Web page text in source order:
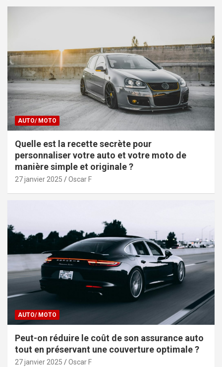
AUTO/ MOTO
Quelle est la recette secrète pour
personnaliser votre auto et votre moto de
manière simple et originale ?
27 janvier 2025 Oscar F
AUTO/ MOTO
Peut-on réduire le coût de son assurance auto
tout en préservant une couverture optimale ?
27 janvier 2025 Oscar F